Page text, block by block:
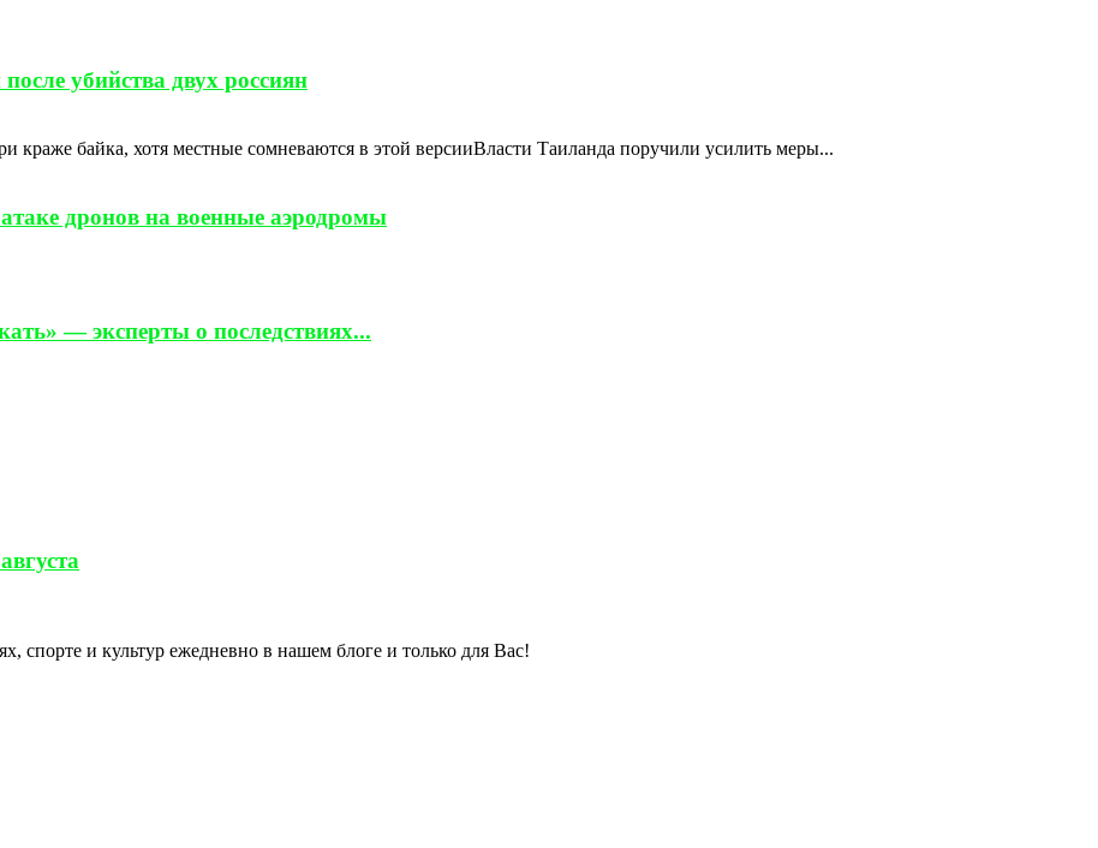
убийства двух россиян
краже байка, хотя местные сомневаются в этой версииВласти Таиланда поручили усилить меры...
дронов на военные аэродромы
— эксперты о последствиях...
спорте и культур ежедневно в нашем блоге и только для Вас!